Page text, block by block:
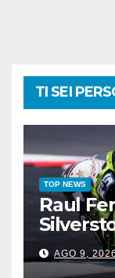
TI SEI
TOP NEWS
Raul
AGO 9, 2026